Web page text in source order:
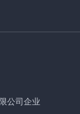
公司企业